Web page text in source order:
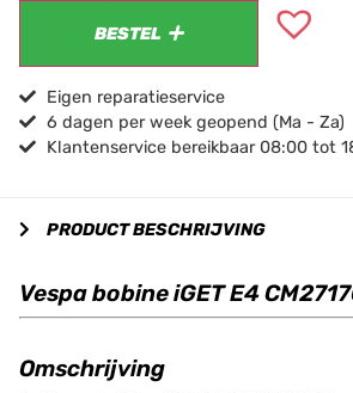
BESTEL
Eigen reparatieservice
6 dagen per week geopend (Ma - Za)
Klantenservice bereikbaar 08:00 tot
PRODUCT BESCHRIJVING
Vespa bobine iGET E4
Omschrijving